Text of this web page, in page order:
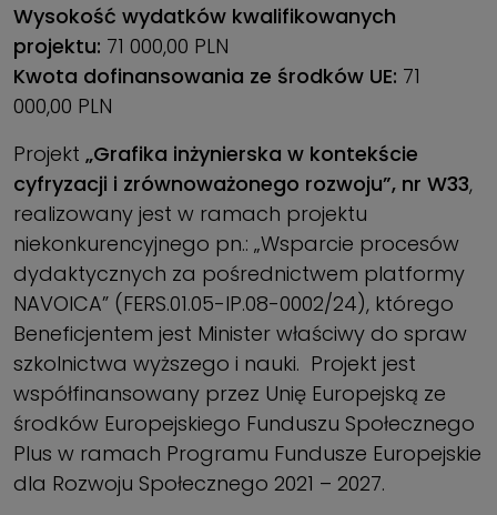
Wysokość wydatków kwalifikowanych
projektu: 71 000,00 PLN
Kwota dofinansowania ze środków UE: 71
000,00 PLN
Projekt „Grafika inżynierska w kontekście
cyfryzacji i zrównoważonego rozwoju”, nr W33,
realizowany jest w ramach projektu
niekonkurencyjnego pn.: „Wsparcie procesów
dydaktycznych za pośrednictwem platformy
NAVOICA” (FERS.01.05-IP.08-0002/24), którego
Beneficjentem jest Minister właściwy do spraw
szkolnictwa wyższego i nauki. Projekt jest
współfinansowany przez Unię Europejską ze
środków Europejskiego Funduszu Społecznego
Plus w ramach Programu Fundusze Europejskie
dla Rozwoju Społecznego 2021 – 2027.